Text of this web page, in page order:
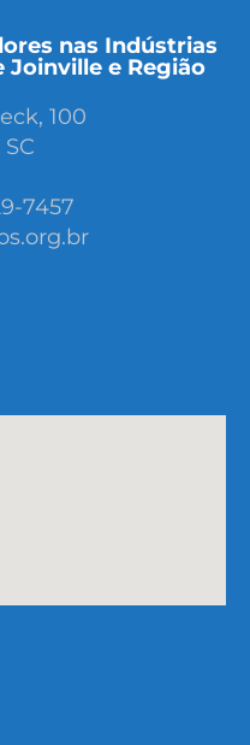
nas Indústrias
Joinville e Região
100
7457